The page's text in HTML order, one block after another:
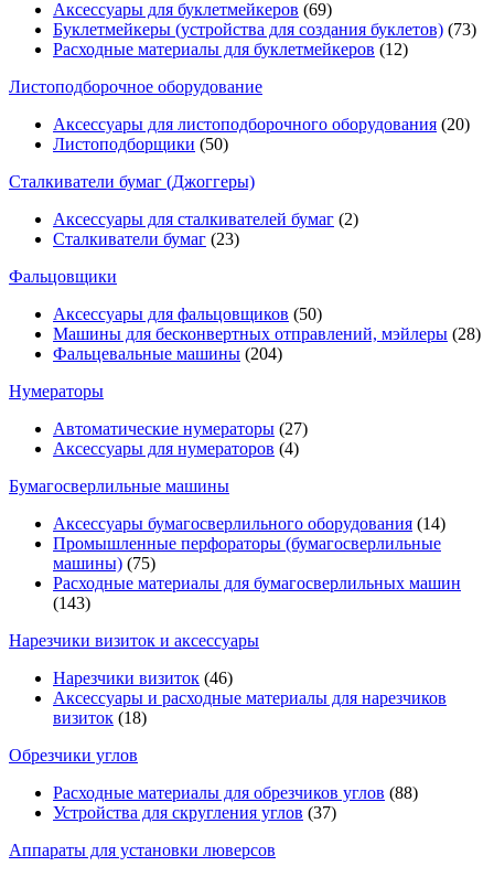
Аксессуары для буклетмейкеров (69)
Буклетмейкеры (устройства для создания буклетов) (73)
Расходные материалы для буклетмейкеров (12)
Листоподборочное оборудование
Аксессуары для листоподборочного оборудования (20)
Листоподборщики (50)
Сталкиватели бумаг (Джоггеры)
Аксессуары для сталкивателей бумаг (2)
Сталкиватели бумаг (23)
Фальцовщики
Аксессуары для фальцовщиков (50)
Машины для бесконвертных отправлений, мэйлеры (28)
Фальцевальные машины (204)
Нумераторы
Автоматические нумераторы (27)
Аксессуары для нумераторов (4)
Бумагосверлильные машины
Аксессуары бумагосверлильного оборудования (14)
Промышленные перфораторы (бумагосверлильные
машины) (75)
Расходные материалы для бумагосверлильных машин
(143)
Нарезчики визиток и аксессуары
Нарезчики визиток (46)
Аксессуары и расходные материалы для нарезчиков
визиток (18)
Обрезчики углов
Расходные материалы для обрезчиков углов (88)
Устройства для скругления углов (37)
Аппараты для установки люверсов